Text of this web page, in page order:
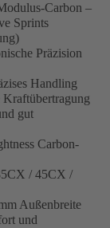
Carbon –
Sprints
Präzision
Handling
gut
Carbon-
/ 45CX /
Außenbreite
und